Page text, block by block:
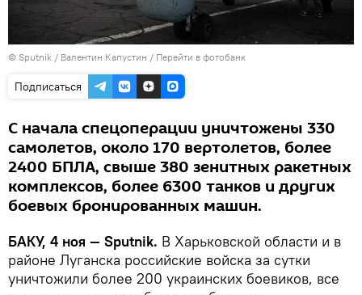
© Sputnik / Валентин Капустин / Перейти в фотобанк
Подписаться
С начала спецоперации уничтожены 330
самолетов, около 170 вертолетов, более
2400 БПЛА, свыше 380 зенитных ракетных
комплексов, более 6300 танков и других
боевых бронированных машин.
БАКУ, 4 ноя — Sputnik. В Харьковской области и в
районе Луганска российские войска за сутки
уничтожили более 200 украинских боевиков, все